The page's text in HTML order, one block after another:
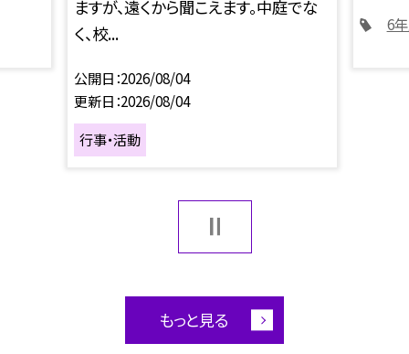
ますが、遠くから聞こえます。中庭でな
く、校...
公開日 2026/08/04
更新日 2026/08/04
行事・活動
6
もっと見る